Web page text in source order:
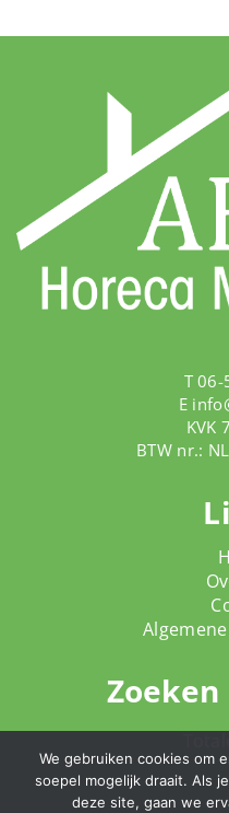
T
E
KVK
BTW nr.:
We gebruiken cookies om
soepel mogelijk draait. Als
deze site, gaan we